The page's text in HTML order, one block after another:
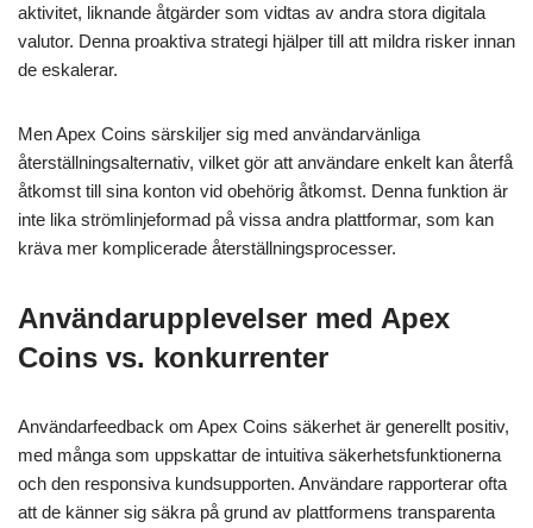
aktivitet, liknande åtgärder som vidtas av andra stora digitala
valutor. Denna proaktiva strategi hjälper till att mildra risker innan
de eskalerar.
Men Apex Coins särskiljer sig med användarvänliga
återställningsalternativ, vilket gör att användare enkelt kan återfå
åtkomst till sina konton vid obehörig åtkomst. Denna funktion är
inte lika strömlinjeformad på vissa andra plattformar, som kan
kräva mer komplicerade återställningsprocesser.
Användarupplevelser med Apex
Coins vs. konkurrenter
Användarfeedback om Apex Coins säkerhet är generellt positiv,
med många som uppskattar de intuitiva säkerhetsfunktionerna
och den responsiva kundsupporten. Användare rapporterar ofta
att de känner sig säkra på grund av plattformens transparenta